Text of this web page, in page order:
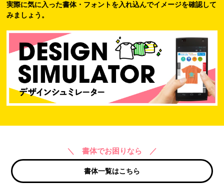
実際に気に入った書体・フォントを入れ込んでイメージを確認して
みましょう。
＼ 書体でお困りなら ／
書体一覧はこちら